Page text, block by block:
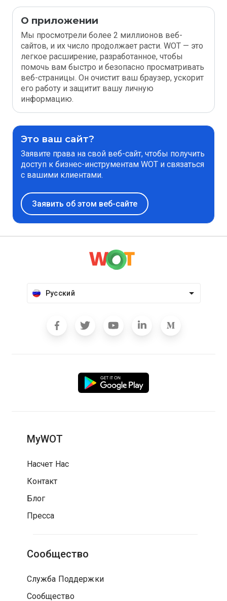
О приложении
Мы просмотрели более 2 миллионов веб-
сайтов, и их число продолжает расти. WOT — это
легкое расширение, разработанное, чтобы
помочь вам быстро и безопасно просматривать
веб-страницы. Он очистит ваш браузер, ускорит
его работу и защитит вашу личную
информацию.
Это ваш сайт?
Заявите права на свой веб-сайт, чтобы получить
доступ к бизнес-инструментам WOT и связаться
с вашими клиентами.
Заявить об этом веб-сайте
Русский
MyWOT
Насчет Нас
Контакт
Блог
Пресса
Сообщество
Служба Поддержки
Сообщество